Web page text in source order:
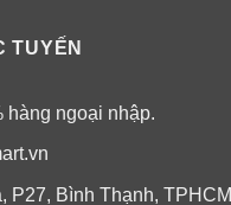
TUYẾN
hàng ngoại nhập.
P27, Bình Thạnh, TPHCM